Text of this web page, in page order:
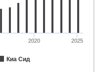
Киа Сид
2020 2025